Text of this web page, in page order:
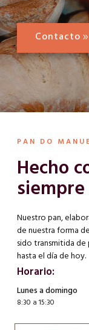
Contacto
PAN DO
Hecho
Nuestro pan,
de nuestra forma
sido transmitida de
hasta el día de hoy.
Horario:
Lunes a domingo
8:30 a 15:30